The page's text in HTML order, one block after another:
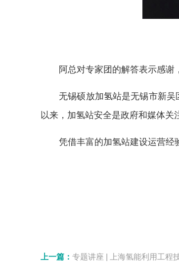
阿总对专家团的解答表示感谢
无锡硕放加氢站是无锡市新
以来，加氢站安全是政府和媒体关
凭借丰富的加氢站建设运营经
上一篇： 专题讲座 | 上海氢能利用工程技术研究中